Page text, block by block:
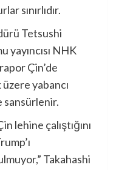
sınırlıdır.
Tetsushi
yayıncısı NHK
Çin’de
yabancı
sansürlenir.
lehine çalıştığını
Takahashi